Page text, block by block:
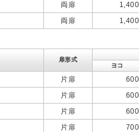
両扉
1,400
両扉 1,400
扉形式
ヨコ
片扉
600
片扉
600
片扉
600
片扉
700